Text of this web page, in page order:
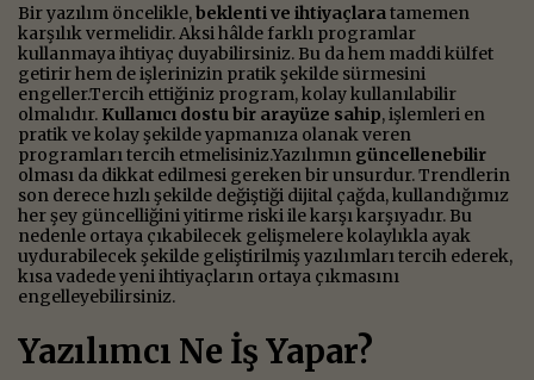
Bir yazılım öncelikle,beklenti ve ihtiyaçlaratamemen
karşılık vermelidir. Aksi hâlde farklı programlar
kullanmaya ihtiyaç duyabilirsiniz. Bu da hem maddi külfet
getirir hem de işlerinizin pratik şekilde sürmesini
engeller.Tercih ettiğiniz program, kolay kullanılabilir
olmalıdır. Kullanıcı dostu bir arayüze sahip, işlemleri en
pratik ve kolay şekilde yapmanıza olanak veren
programları tercih etmelisiniz.Yazılımın güncellenebilir
olması da dikkat edilmesi gereken bir unsurdur. Trendlerin
son derece hızlı şekilde değiştiği dijital çağda, kullandığımız
her şey güncelliğini yitirme riski ile karşı karşıyadır. Bu
nedenle ortaya çıkabilecek gelişmelere kolaylıkla ayak
uydurabilecek şekilde geliştirilmiş yazılımları tercih ederek,
kısa vadede yeni ihtiyaçların ortaya çıkmasını
engelleyebilirsiniz.
Yazılımcı Ne İş Yapar?